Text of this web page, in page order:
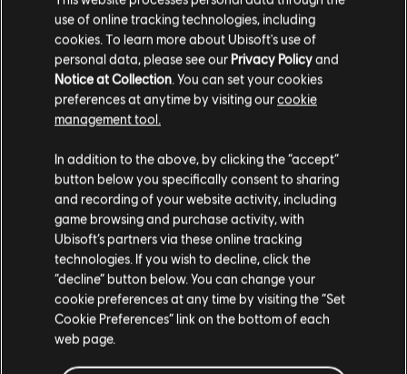
per te! Goditi l'esperienza di gioco definitiva con i giochi più recenti, pass
stagionali e altricontenuti aggiuntividirettamente dall'Ubisoft Store. Grazie a
promozioni regolari eofferte speciali ,puoi goderti i videogiochi dei migliori franc
ricompense sconti esclusivi
Vai al tuo store locale in modo da poter fare
acquisti.
Rimani sullo store attuale
Portami allo store locale
use of online tracking technologies, including
cookies. To learn more about Ubisoft's use of
personal data, please see our Privacy Policyand
Notice at Collection. You can set your cookies
preferences at anytime by visiting ourcookie
management tool.
In addition to the above, by clicking the “accept”
button below you specifically consent to sharing
and recording of your website activity, including
game browsing and purchase activity, with
Ubisoft’s partners via these online tracking
technologies. If you wish to decline, click the
“decline” button below. You can change your
cookie preferences at any time by visiting the “Set
Cookie Preferences” link on the bottom of each
web page.